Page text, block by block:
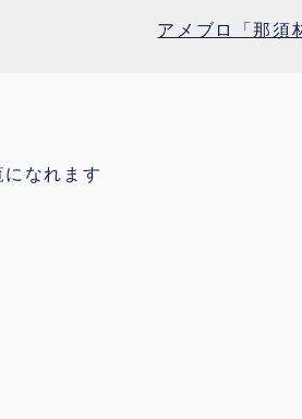
アメブロ「那須
なれます